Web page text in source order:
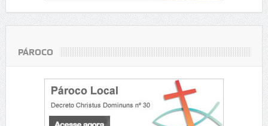
PÁROCO